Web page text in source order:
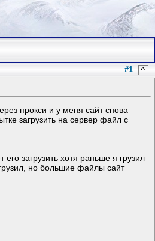
#1 ^
прокси и у меня сайт снова
загрузить на сервер файл с
загрузить хотя раньше я грузил
но большие файлы сайт